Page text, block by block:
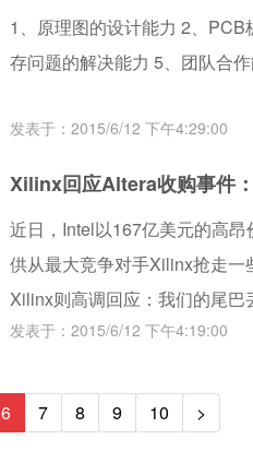
1、原理图的设计能力 2、
存问题的解决能力 5、团队合
发表于：2015/6/12 下午4:29:00
Xilinx回应Altera收购事件
近日，Intel以167亿美元的高
供从最大竞争对手Xilinx抢走
Xilinx则高调回应：我们的尾巴
发表于：2015/6/12 下午4:19:00
6 7 8 9 10 >